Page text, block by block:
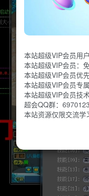
本站超级VIP会员用
本站超级VIP会员：
本站超级VIP会员优
本站超级VIP会员专
本站超级VIP会员技
超会QQ群：
本站资源仅限交流学